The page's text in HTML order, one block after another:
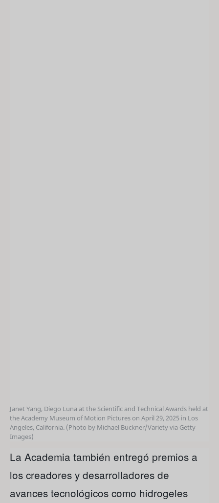
Janet Yang, Diego Luna at the Scientific and Technical Awards held at
the Academy Museum of Motion Pictures on April 29, 2025 in Los
Angeles, California. (Photo by Michael Buckner/Variety via Getty
Images)
La Academia también entregó premios a
los creadores y desarrolladores de
avances tecnológicos como hidrogeles